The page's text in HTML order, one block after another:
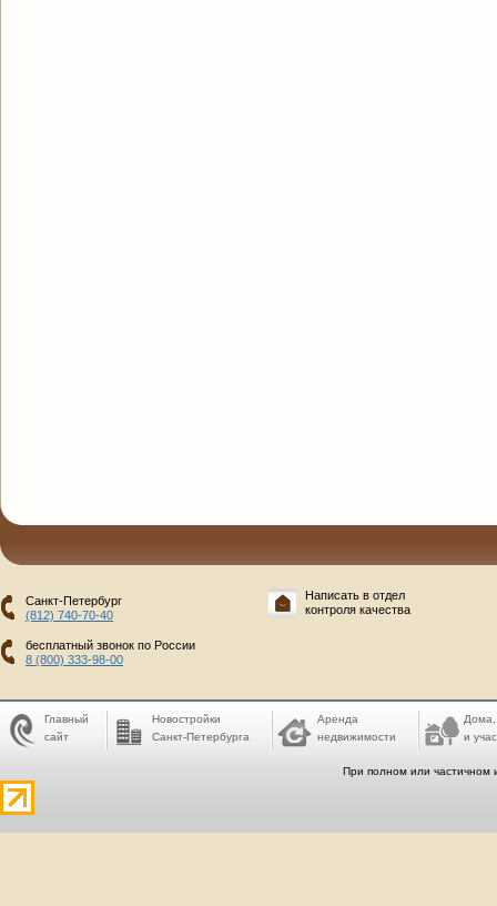
Санкт-Петербург
(812) 740-70-40
бесплатный звонок по России
8 (800) 333-98-00
Написать в отдел
контроля качества
Главный
сайт
Новостройки
Санкт-Петербурга
Аренда
недвижимости
Дома,
и
При полном или частичном